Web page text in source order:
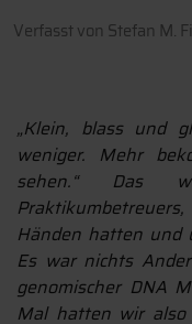
Verfasst von Stefan M.
„Klein, blass und
weniger. Mehr
sehen.“ Das
Händen hatten und
Es war nichts
genomischer DNA
Mal hatten wir also